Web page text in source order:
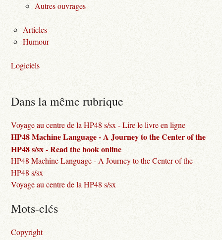
Autres ouvrages
Articles
Humour
Logiciels
Dans la même rubrique
Voyage au centre de la HP48 s/sx - Lire le livre en ligne
HP48 Machine Language - A Journey to the Center of the
HP48 s/sx - Read the book online
HP48 Machine Language - A Journey to the Center of the
HP48 s/sx
Voyage au centre de la HP48 s/sx
Mots-clés
Copyright